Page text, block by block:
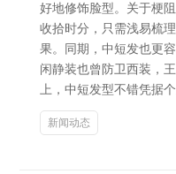
好地修饰脸型。关于梗
收拾时分，只需浅易梳
果。同期，中短发也更
闲静装也曾防卫西装，
上，中短发型不错凭据
新闻动态